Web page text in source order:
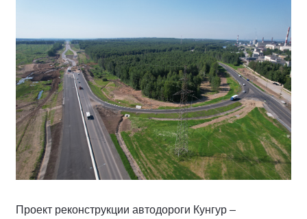
Проект реконструкции автодороги Кунгур –